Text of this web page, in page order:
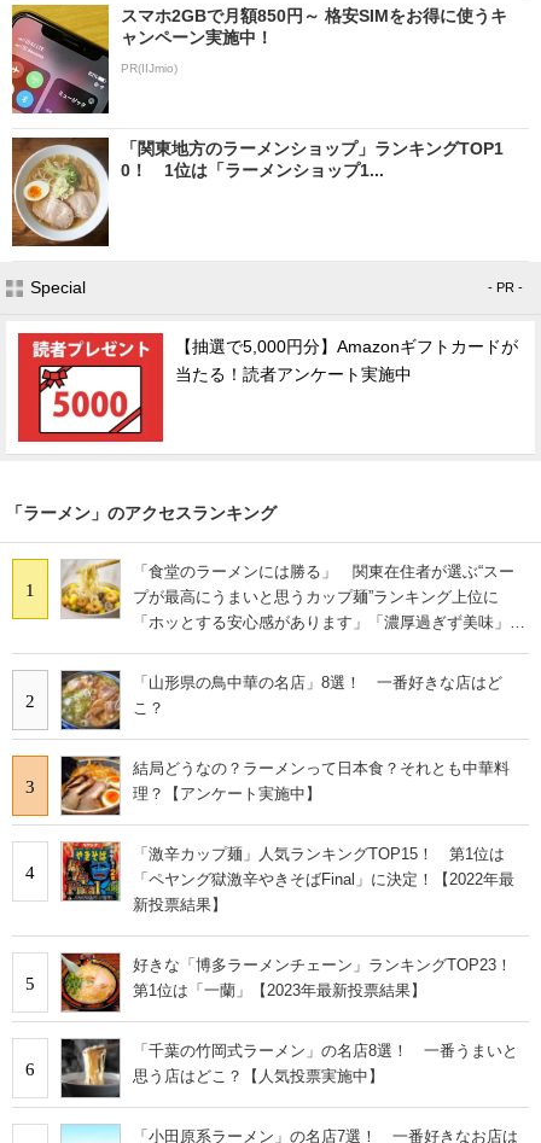
スマホ2GBで月額850円～ 格安SIMをお得に使うキ
ャンペーン実施中！
PR(IIJmio)
「関東地方のラーメンショップ」ランキングTOP1
0！ 1位は「ラーメンショップ1...
Special - PR -
【抽選で5,000円分】Amazonギフトカードが
当たる！読者アンケート実施中
「ラーメン」のアクセスランキング
1
「食堂のラーメンには勝る」 関東在住者が選ぶ“スー
プが最高にうまいと思うカップ麺”ランキング上位に
「ホッとする安心感があります」「濃厚過ぎず美味」の
2
「山形県の鳥中華の名店」8選！ 一番好きな店はど
こ？
3
結局どうなの？ラーメンって日本食？それとも中華料
理？【アンケート実施中】
4
「激辛カップ麺」人気ランキングTOP15！ 第1位は
「ペヤング獄激辛やきそばFinal」に決定！【2022年最
新投票結果】
5
好きな「博多ラーメンチェーン」ランキングTOP23！
第1位は「一蘭」【2023年最新投票結果】
6
「千葉の竹岡式ラーメン」の名店8選！ 一番うまいと
思う店はどこ？【人気投票実施中】
「小田原系ラーメン」の名店7選！ 一番好きなお店は